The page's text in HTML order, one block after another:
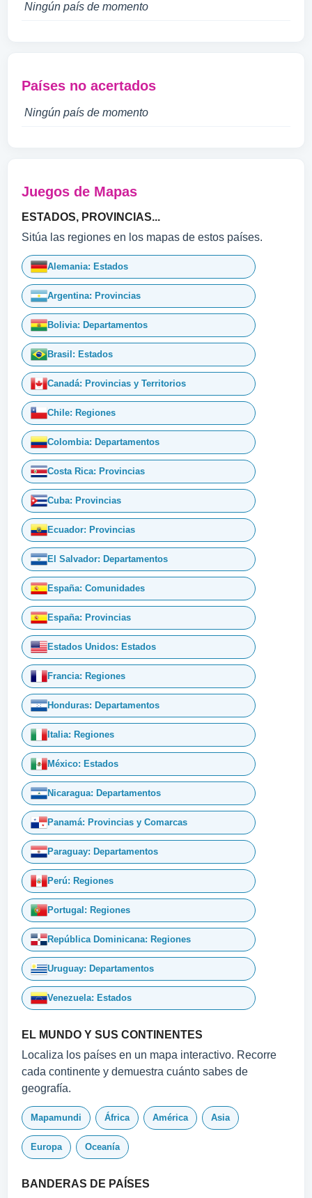
Ningún país de momento
Países no acertados
Ningún país de momento
Juegos de Mapas
ESTADOS, PROVINCIAS...
Sitúa las regiones en los mapas de estos países.
Alemania: Estados
Argentina: Provincias
Bolivia: Departamentos
Brasil: Estados
Canadá: Provincias y Territorios
Chile: Regiones
Colombia: Departamentos
Costa Rica: Provincias
Cuba: Provincias
Ecuador: Provincias
El Salvador: Departamentos
España: Comunidades
España: Provincias
Estados Unidos: Estados
Francia: Regiones
Honduras: Departamentos
Italia: Regiones
México: Estados
Nicaragua: Departamentos
Panamá: Provincias y Comarcas
Paraguay: Departamentos
Perú: Regiones
Portugal: Regiones
República Dominicana: Regiones
Uruguay: Departamentos
Venezuela: Estados
EL MUNDO Y SUS CONTINENTES
Localiza los países en un mapa interactivo. Recorre
cada continente y demuestra cuánto sabes de
geografía.
Mapamundi África América Asia
Europa Oceanía
BANDERAS DE PAÍSES